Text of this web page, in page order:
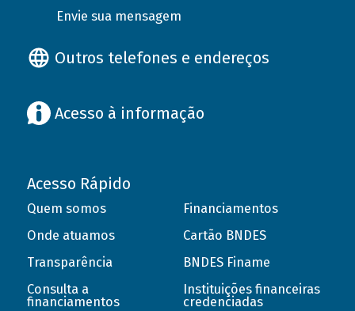
Envie sua mensagem
Outros telefones e endereços
Acesso à informação
Acesso Rápido
Quem somos
Onde atuamos
Transparência
Consulta a
financiamentos
Financiamentos
Cartão BNDES
BNDES Finame
Instituições financeiras
credenciadas